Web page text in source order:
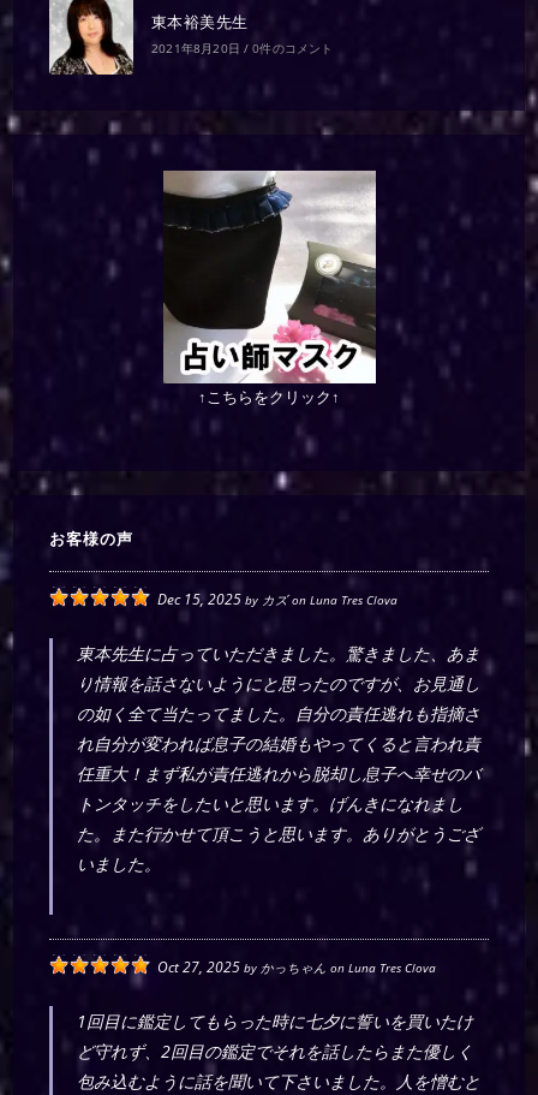
東本裕美先生
2021年8月20日 / 0件のコメント
↑こちらをクリック↑
お客様の声
Dec 15, 2025 by カズonLuna Tres Clova
東本先生に占っていただきました。驚きました、あま
り情報を話さないようにと思ったのですが、お見通し
の如く全て当たってました。自分の責任逃れも指摘さ
れ自分が変われば息子の結婚もやってくると言われ責
任重大！まず私が責任逃れから脱却し息子へ幸せのバ
トンタッチをしたいと思います。げんきになれまし
た。また行かせて頂こうと思います。ありがとうござ
いました。
Oct 27, 2025 by かっちゃん onLuna Tres Clova
1回目に鑑定してもらった時に七夕に誓いを買いたけ
ど守れず、2回目の鑑定でそれを話したらまた優しく
包み込むように話を聞いて下さいました。人を憎むと